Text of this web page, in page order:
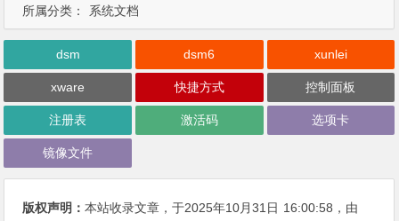
所属分类： 系统文档
dsm dsm6 xunlei
xware 快捷方式 控制面板
注册表 激活码 选项卡
镜像文件
版权声明：本站收录文章，于2025年10月31日 16:00:58 ，由